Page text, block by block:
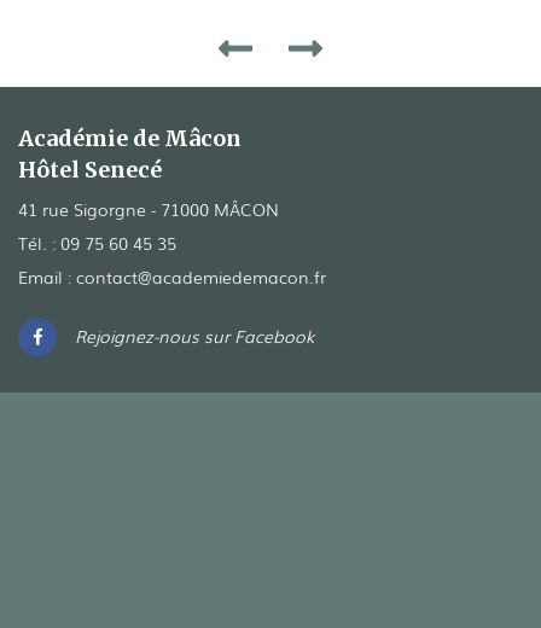
Académie de Mâcon
Hôtel Senecé
41 rue Sigorgne - 71000 MÂCON
Tél. : 09 75 60 45 35
Email : contact@academiedemacon.fr
Rejoignez-nous sur Facebook